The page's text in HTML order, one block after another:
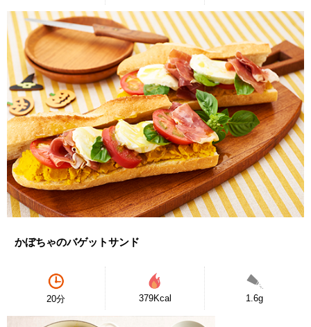
かぼちゃのバゲットサンド
20分 379Kcal 1.6g